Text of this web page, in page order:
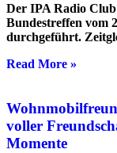
Der IPA Radio Club
Bundestreffen vom
durchgeführt.
Read More »
voller
Momente